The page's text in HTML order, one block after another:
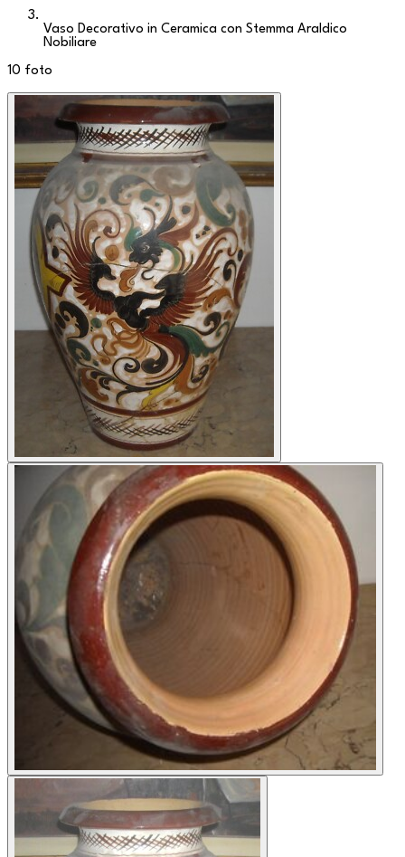
Vaso Decorativo in Ceramica con Stemma Araldico
Nobiliare
10 foto